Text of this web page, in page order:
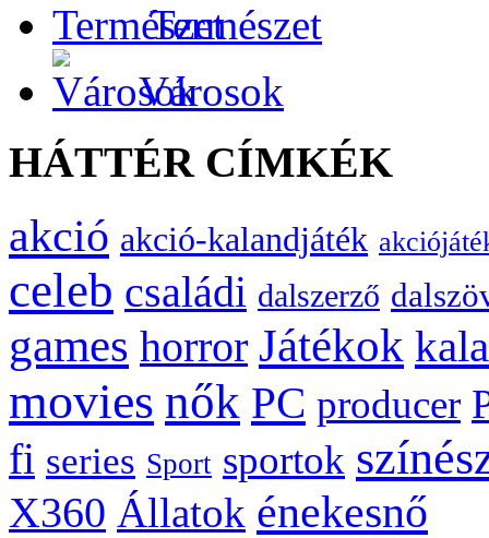
Természet
Városok
HÁTTÉR CÍMKÉK
akció akció-kalandjáték
celeb családi dalszerző
games horror Játékok
movies nők PC producer
fi series Sport sportok
X360 Állatok énekesnő